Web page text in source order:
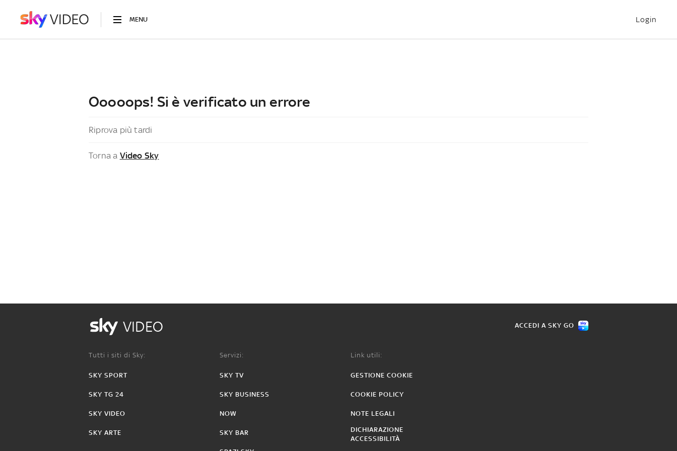
MENU Login
Ooooops! Si è verificato un errore
Riprova più tardi
Torna a Video Sky
VIDEO ACCEDI A SKY GO
Tutti i siti di Sky:
SKY SPORT
SKY TG 24
SKY VIDEO
SKY ARTE
Servizi:
SKY TV
SKY BUSINESS
NOW
SKY BAR
Link utili:
GESTIONE COOKIE
COOKIE POLICY
NOTE LEGALI
DICHIARAZIONE
ACCESSIBILITÀ